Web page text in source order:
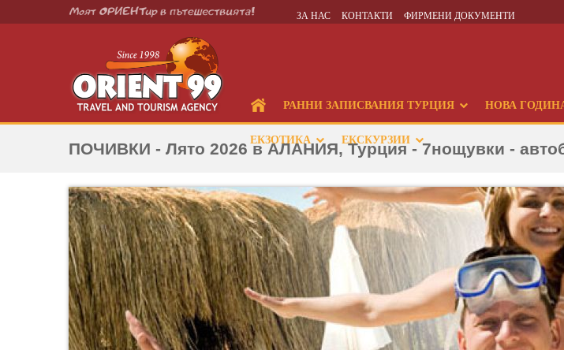
ЗА НАС КОНТАКТИ ФИРМЕНИ ДОКУМЕНТИ
РАННИ ЗАПИСВАНИЯ ТУРЦИЯ НОВА
ЕКЗОТИКА ЕКСКУРЗИИ
ПОЧИВКИ - Лято 2026 в АЛАНИЯ, Турция - 7нощувки -